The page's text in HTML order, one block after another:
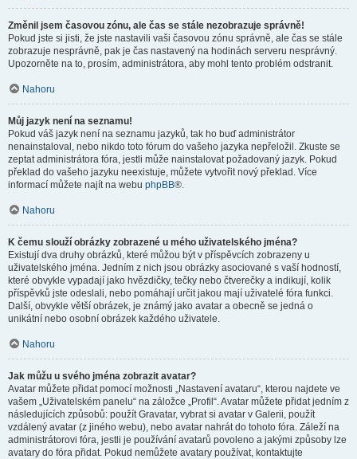
Změnil jsem časovou zónu, ale čas se stále nezobrazuje správně!
Pokud jste si jisti, že jste nastavili vaši časovou zónu správně, ale čas se stále
zobrazuje nesprávně, pak je čas nastavený na hodinách serveru nesprávný.
Upozorněte na to, prosím, administrátora, aby mohl tento problém odstranit.
Nahoru
Můj jazyk není na seznamu!
Pokud váš jazyk není na seznamu jazyků, tak ho buď administrátor
nenainstaloval, nebo nikdo toto fórum do vašeho jazyka nepřeložil. Zkuste se
zeptat administrátora fóra, jestli může nainstalovat požadovaný jazyk. Pokud
překlad do vašeho jazyku neexistuje, můžete vytvořit nový překlad. Více
informací můžete najít na webu phpBB®.
Nahoru
K čemu slouží obrázky zobrazené u mého uživatelského jména?
Existují dva druhy obrázků, které můžou být v příspěvcích zobrazeny u
uživatelského jména. Jedním z nich jsou obrázky asociované s vaší hodností,
které obvykle vypadají jako hvězdičky, tečky nebo čtverečky a indikují, kolik
příspěvků jste odeslali, nebo pomáhají určit jakou mají uživatelé fóra funkci.
Další, obvykle větší obrázek, je známý jako avatar a obecně se jedná o
unikátní nebo osobní obrázek každého uživatele.
Nahoru
Jak můžu u svého jména zobrazit avatar?
Avatar můžete přidat pomocí možnosti „Nastavení avataru“, kterou najdete ve
vašem „Uživatelském panelu“ na záložce „Profil“. Avatar můžete přidat jedním z
následujících způsobů: použít Gravatar, vybrat si avatar v Galerii, použít
vzdálený avatar (z jiného webu), nebo avatar nahrát do tohoto fóra. Záleží na
administrátorovi fóra, jestli je používání avatarů povoleno a jakými způsoby lze
avatary do fóra přidat. Pokud nemůžete avatary používat, kontaktujte